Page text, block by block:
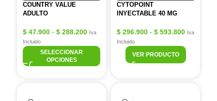
COUNTRY VALUE
ADULTO
$ 47.900 - $ 288.200 Iva
Incluido
SELECCIONAR
OPCIONES
CYTOPOINT
INYECTABLE 40 MG
$ 296.900 - $ 593.800 Iva
Incluido
VER PRODUCTO